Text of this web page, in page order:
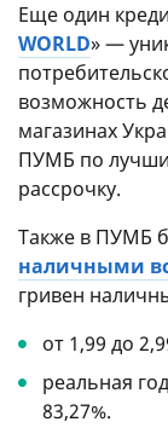
Еще один
WORLD» —
возможность
магазинах
ПУМБ по
рассрочку.
Также в ПУМБ
наличными
гривен
от 1,99 до
реальная
83,27%.